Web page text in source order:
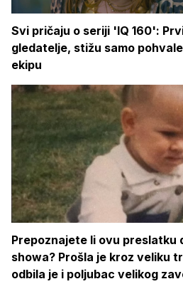
Svi pričaju o seriji 'IQ 160':
gledatelje, stižu samo
ekipu
Prepoznajete li ovu preslatku
showa? Prošla je kroz veliku
odbila je i poljubac velikog